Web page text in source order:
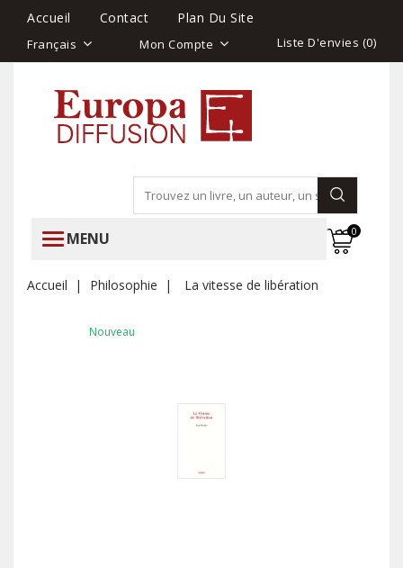
Accueil Contact Plan Du Site
Français Mon Compte Liste D'envies (0)
MENU 0
Accueil Philosophie La vitesse de libération
Nouveau